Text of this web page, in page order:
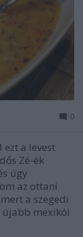
0
a levest
Zé-ék
úgy
az ottani
a szegedi
újabb mexikói